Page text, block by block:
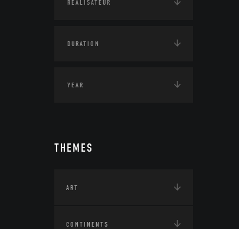
THEMES
ART
CONTINENTS